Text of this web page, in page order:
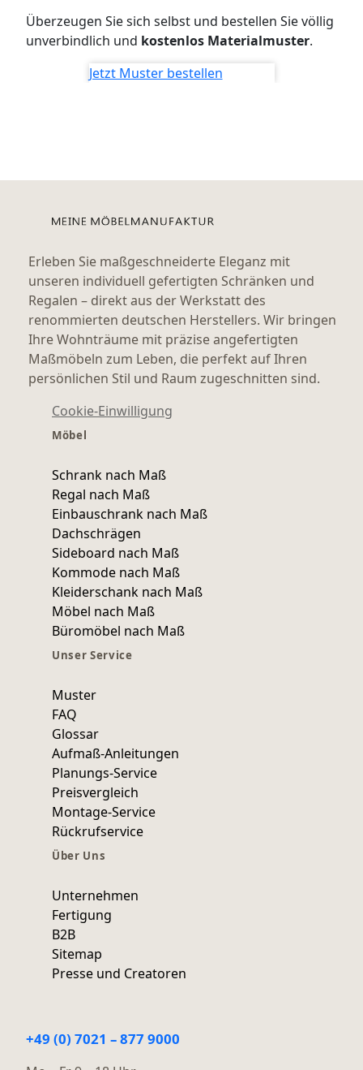
Überzeugen Sie sich selbst und bestellen Sie völlig
unverbindlich und kostenlos Materialmuster.
Jetzt Muster bestellen
Erleben Sie maßgeschneiderte Eleganz mit
unseren individuell gefertigten Schränken und
Regalen – direkt aus der Werkstatt des
renommierten deutschen Herstellers. Wir bringen
Ihre Wohnträume mit präzise angefertigten
Maßmöbeln zum Leben, die perfekt auf Ihren
persönlichen Stil und Raum zugeschnitten sind.
Cookie-Einwilligung
Möbel
Schrank nach Maß
Regal nach Maß
Einbauschrank nach Maß
Dachschrägen
Sideboard nach Maß
Kommode nach Maß
Kleiderschank nach Maß
Möbel nach Maß
Büromöbel nach Maß
Unser Service
Muster
FAQ
Glossar
Aufmaß-Anleitungen
Planungs-Service
Preisvergleich
Montage-Service
Rückrufservice
Über Uns
Unternehmen
Fertigung
B2B
Sitemap
Presse und Creatoren
+49 (0) 7021 – 877 9000
EINZELTEILE
ALLE ANZEIGEN